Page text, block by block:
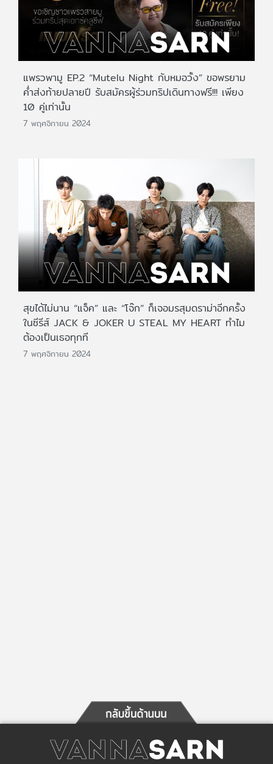
แพรวพามู EP.2 “Mutelu Night กับหมอวั้ง” ขอพรยาม
ค่ำส่งท้ายปลายปี รับสมัครผู้ร่วมทริปเดินทางฟรี!!! เพียง
10 คู่เท่านั้น
7 พฤศจิกายน 2024
สุขได้ไม่นาน “แจ็ค” และ “โจ๊ก” ก็เจอมรสุมดราม่าอีกครั้ง
ในซีรีส์ JACK & JOKER U STEAL MY HEART ทำไม
ต้องเป็นเธอทุกที
7 พฤศจิกายน 2024